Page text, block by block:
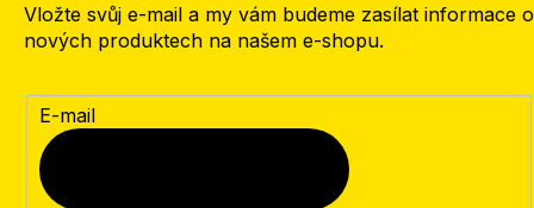
Vložte svůj e-mail a my vám budeme zasílat informace o
nových produktech na našem e-shopu.
E-mail